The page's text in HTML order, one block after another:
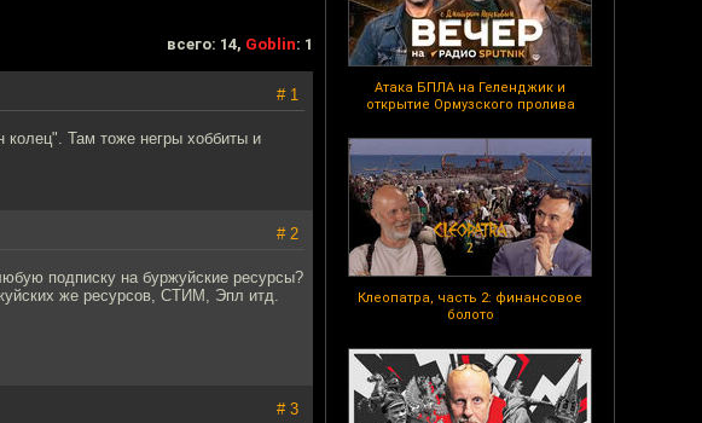
Атака БПЛА на Геленджик и
открытие Ормузского пролива
Клеопатра, часть 2: финансовое
болото
всего: 14, Goblin: 1
# 1
колец". Там тоже негры хоббиты и
# 2
подписку на буржуйские ресурсы?
же ресурсов, СТИМ, Эпл итд.
# 3